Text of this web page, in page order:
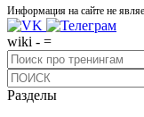
Информация на сайте не
wiki - =
Разделы